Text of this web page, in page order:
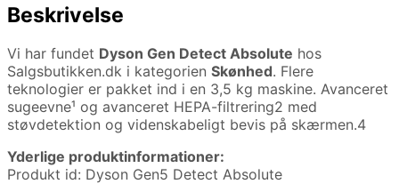
Beskrivelse
Vi har fundet Dyson Gen Detect Absolute hos
Salgsbutikken.dk i kategorien Skønhed. Flere
teknologier er pakket ind i en 3,5 kg maskine. Avanceret
sugeevne¹ og avanceret HEPA-filtrering2 med
støvdetektion og videnskabeligt bevis på skærmen.4
Yderlige produktinformationer:
Produkt id: Dyson Gen5 Detect Absolute